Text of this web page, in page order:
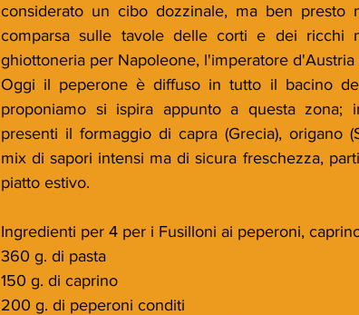
considerato un cibo dozzinale, ma ben presto
comparsa sulle tavole delle corti e dei ricchi
ghiottoneria per Napoleone, l'imperatore
Oggi il peperone è diffuso in tutto il bacino
proponiamo si ispira appunto a questa zona;
presenti il formaggio di capra (Grecia), origano
mix di sapori intensi ma di sicura freschezza,
piatto estivo.
Ingredienti per 4 per i Fusilloni ai peperoni,
360 g. di pasta
150 g. di caprino
200 g. di peperoni conditi